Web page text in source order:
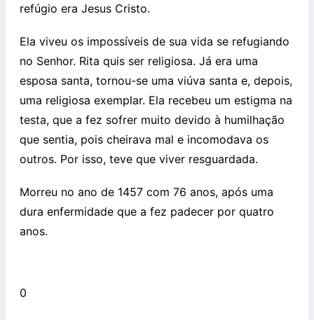
refúgio era Jesus Cristo.
Ela viveu os impossíveis de sua vida se refugiando
no Senhor. Rita quis ser religiosa. Já era uma
esposa santa, tornou-se uma viúva santa e, depois,
uma religiosa exemplar. Ela recebeu um estigma na
testa, que a fez sofrer muito devido à humilhação
que sentia, pois cheirava mal e incomodava os
outros. Por isso, teve que viver resguardada.
Morreu no ano de 1457 com 76 anos, após uma
dura enfermidade que a fez padecer por quatro
anos.
0